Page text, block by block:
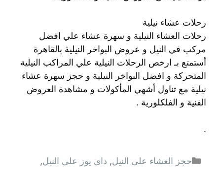
رحلات عشاء نيلية
رحلات العشاء النيلية و سهرة عشاء علي افضل
مركب في النيل و عروض البواخر النيلية بالقاهرة
أستمتع بـ ارخص الرحلات النيلية علي المراكب النيلية
المتحركة و افضل البواخر النيلية و حجز سهرة عشاء
نيلية مع تناول أشهي المأكولات و مشاهدة العروض
الفنية و الفلكلورية .
.
التصنيفات
حجز العشاء على النيل, داى يوز على النيل,